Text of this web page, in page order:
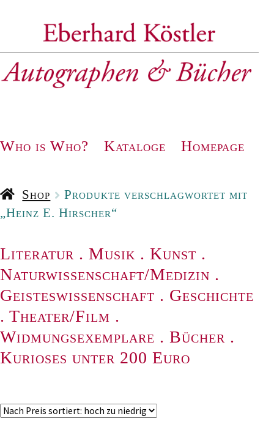
Navigation
Who is Who? Kataloge Homepage
Shop
Produkte verschlagwortet mit
„Heinz E. Hirscher“
Literatur . Musik . Kunst .
Naturwissenschaft/Medizin .
Geisteswissenschaft . Geschichte
. Theater/Film .
Widmungsexemplare . Bücher .
Kurioses unter 200 Euro